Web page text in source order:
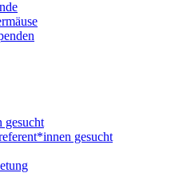
gesucht
gesucht